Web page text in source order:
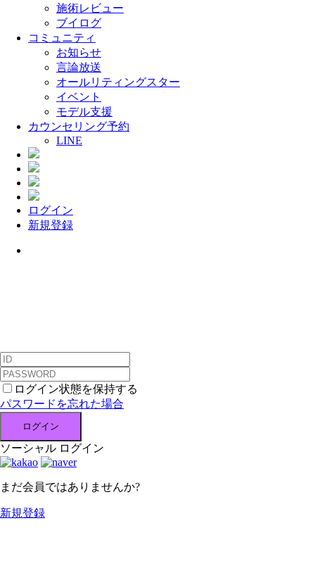
施術レビュー
ブイログ
コミュニティ
お知らせ
言論放送
オールリティングスター
イベント
モデル支援
カウンセリング予約
LINE
ログイン
新規登録
ログイン状態を保持する
パスワードを忘れた場合
ログイン
ソーシャル ログイン
まだ会員ではありませんか?
新規登録